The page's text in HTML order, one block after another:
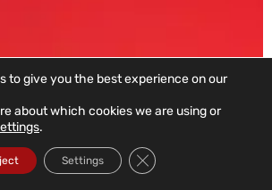
nacional)
to give you the best experience on our
about which cookies we are using or
.
Settings Close GDPR Cookie